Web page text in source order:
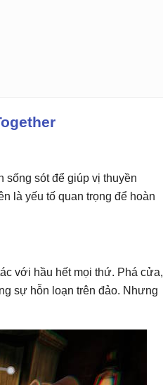
sống sót để giúp vị thuyền
là yếu tố quan trọng để hoàn
với hầu hết mọi thứ. Phá cửa,
sự hỗn loạn trên đảo. Nhưng